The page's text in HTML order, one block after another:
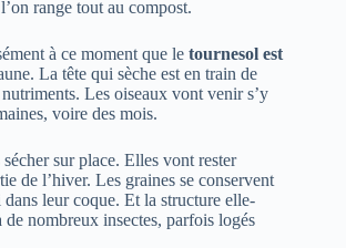
range tout au compost.
à ce moment que le tournesol est
La tête qui sèche est en train de
Les oiseaux vont venir s’y
voire des mois.
sur place. Elles vont rester
de l’hiver. Les graines se conservent
dans leur coque. Et la structure elle-
de nombreux insectes, parfois logés